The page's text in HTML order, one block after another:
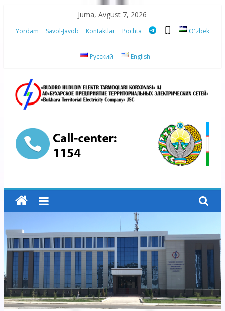
content
Juma, Avgust 7, 2026
Yordam Savol-Javob Kontaktlar Pochta Oʻzbek
Русский English
“Buxoro
hududiy
elektr
tarmoqlari
korxonasi”
AJ
“Buxoro
hududiy